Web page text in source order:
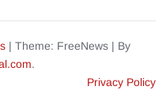
| Theme: FreeNews | By
.
Privacy Policy